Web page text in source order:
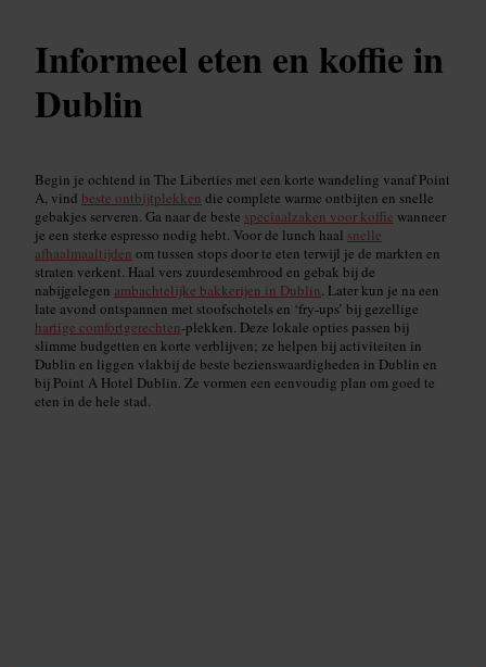
Informeel eten en koffie in
Dublin
Begin je ochtend in The Liberties met een korte wandeling vanaf Point
A, vind beste ontbijtplekken die complete warme ontbijten en snelle
gebakjes serveren. Ga naar de beste speciaalzaken voor koffie wanneer
je een sterke espresso nodig hebt. Voor de lunch haal snelle
afhaalmaaltijden om tussen stops door te eten terwijl je de markten en
straten verkent. Haal vers zuurdesembrood en gebak bij de
nabijgelegen ambachtelijke bakkerijen in Dublin. Later kun je na een
late avond ontspannen met stoofschotels en ‘fry-ups’ bij gezellige
hartige comfortgerechten-plekken. Deze lokale opties passen bij
slimme budgetten en korte verblijven; ze helpen bij activiteiten in
Dublin en liggen vlakbij de beste bezienswaardigheden in Dublin en
bij Point A Hotel Dublin. Ze vormen een eenvoudig plan om goed te
eten in de hele stad.